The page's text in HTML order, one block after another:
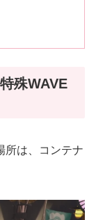
殊WAVE
所は、コンテナ